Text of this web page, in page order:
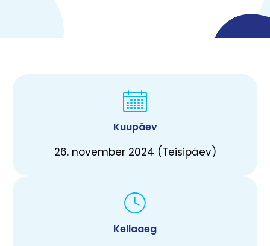
Kuupäev
26. november 2024 (Teisipäev)
Kellaaeg